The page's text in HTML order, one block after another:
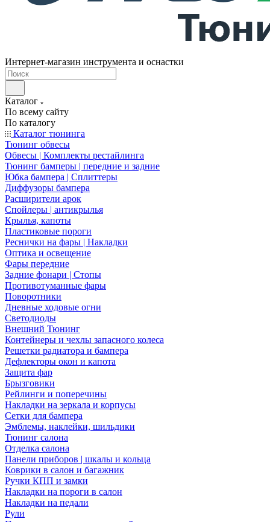
Интернет-магазин инструмента и оснастки
Каталог
По всему сайту
По каталогу
Каталог тюнинга
Тюнинг обвесы
Обвесы | Комплекты рестайлинга
Тюнинг бамперы | передние и задние
Юбка бампера | Сплиттеры
Диффузоры бампера
Расширители арок
Спойлеры | антикрылья
Крылья, капоты
Пластиковые пороги
Реснички на фары | Накладки
Оптика и освещение
Фары передние
Задние фонари | Стопы
Противотуманные фары
Поворотники
Дневные ходовые огни
Светодиоды
Внешний Тюнинг
Контейнеры и чехлы запасного колеса
Решетки радиатора и бампера
Дефлекторы окон и капота
Защита фар
Брызговики
Рейлинги и поперечины
Накладки на зеркала и корпусы
Сетки для бампера
Эмблемы, наклейки, шильдики
Тюнинг салона
Отделка салона
Панели приборов | шкалы и кольца
Коврики в салон и багажник
Ручки КПП и замки
Накладки на пороги в салон
Накладки на педали
Рули